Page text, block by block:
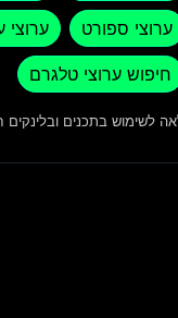
ערוצי ספורט ערוצי
חיפוש ערוצי טלגרם
לשימוש בתכנים